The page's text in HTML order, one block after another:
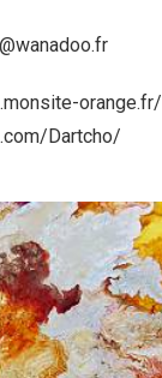
orange.fr/
Dartcho/